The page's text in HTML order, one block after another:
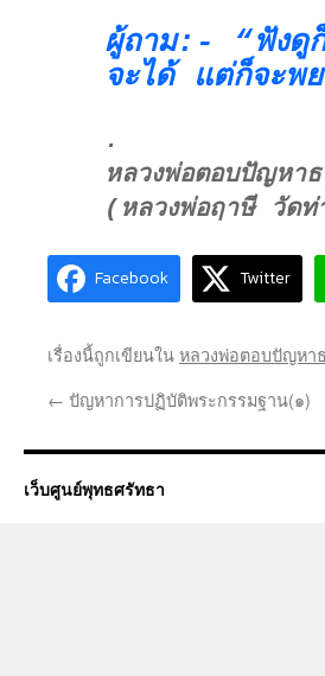
ผู้ถาม:- “ฟังดูก็
จะได้ แต่ก็จะพ
.
หลวงพ่อตอบปัญห
(หลวงพ่อฤาษี วัดท่
Facebook Twitter
เรื่องนี้ถูกเขียนในหลวงพ่อตอบปัญหา
← ปัญหาการปฏิบัติพระกรรมฐาน(๑)
เว็บศูนย์พุทธศรัทธา